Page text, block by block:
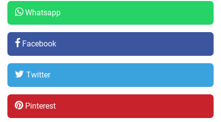
Whatsapp
Facebook
Twitter
Pinterest